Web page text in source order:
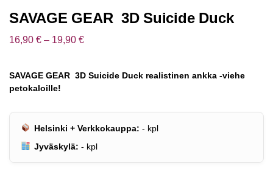
SAVAGE GEAR 3D Suicide Duck
16,90 € – 19,90 €
SAVAGE GEAR 3D Suicide Duck realistinen ankka -viehe
petokaloille!
Helsinki + Verkkokauppa: - kpl
Jyväskylä: - kpl